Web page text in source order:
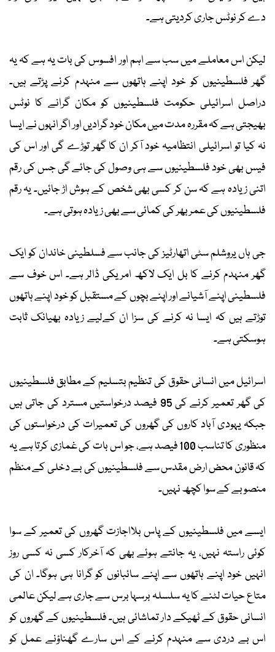
دے کر نوٹس جاری کردیتی ہے۔
لیکن اس معاملے میں سب سے اہم اور افسوس کی بات یہ ہے کہ یہ
گھر فلسطینیوں کو خود اپنے ہاتھوں سے منہدم کرنے پڑتے ہیں۔
دراصل اسرائیلی حکومت فلسطینیوں کو مکان گرانے کا نوٹس
بھیجتی ہے کہ مقررہ مدت میں مکان خود گرادیں اور اگر انہوں نے ایسا
نہ کیا تو اسرائیلی انتظامیہ خود آکر ان کا گھر توڑے گی اور اس کی
فیس بھی خود فلسطینیوں سے ہی وصول کی جائے گی جس کی رقم
اتنی زیادہ ہے کہ سن کر کسی بھی شخص کے ہوش اڑ جائیں۔ یہ رقم
فلسطینیوں کی عمر بھر کی کمائی سے بھی زیادہ ہوتی ہے۔
جی ہاں یروشلم سٹی اتھارٹیز کی جانب سے فسلطینی خاندان کو ایک
گھر منہدم کرنے کا بل ایک لاکھ امریکی ڈالر ہے۔ اس خوف سے
فلسطینی اپنے آشیانے اور اپنے بچوں کے مستقبل کو خود اپنے ہاتھوں
توڑتے ہیں کہ ایسا نہ کرنے کی سزا ان کےلیے زیادہ بھیانک ثابت
ہوسکتی ہے۔
اسرائیل میں انسانی حقوق کی تنظیم بتسلیم کے مطابق فلسطینیوں
کی گھر تعمیر کرنے کی 95 فیصد درخواستیں مسترد کی جاتی ہیں
جبکہ یہودی آباد کاروں کی گھروں کی تعمیرات کی درخواستوں کی
منظوری کا تناسب 100 فیصد ہے، جو اس بات کی غمازی کرتا ہے یہ
کہ قانون محض ارض مقدس سے فلسطینیوں کی بے دخلی کے منظم
منصوبے کے سوا کچھ نہیں۔
ایسے میں فلسطینیوں کے پاس بلااجازت گھروں کی تعمیر کے سوا
کوئی راستہ نہیں، یہ جانتے ہوئے بھی کہ آخرکار کسی نہ کسی روز
انہیں خود اپنے ہاتھوں سے اپنے سائبانوں کو گرانا ہی ہوگا۔ ان کی
متاع حیات لٹنے کا یہ سلسلہ برسہا برس سے جاری ہے لیکن عالمی
انسانی حقوق کے ٹھیکے دار تماشائی ہیں۔ فلسطینیوں کے گھروں کو
اس بے دردی سے منہدم کرنے کے اس سارے گھناؤنے عمل کو